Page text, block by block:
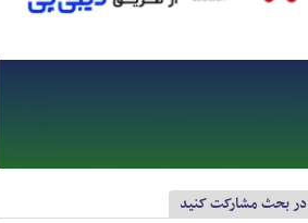
در بحث مشارکت کنید